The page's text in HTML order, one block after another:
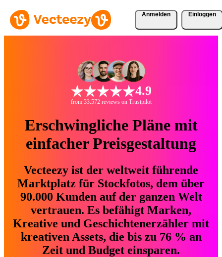
Anmelden Einloggen
4.9
from 33.572 reviews on Trustpilot
Erschwingliche Pläne mit
einfacher Preisgestaltung
Vecteezy ist der weltweit führende
Marktplatz für Stockfotos, dem über
90.000 Kunden auf der ganzen Welt
vertrauen. Es befähigt Marken,
Kreative und Geschichtenerzähler mit
kreativen Assets, die bis zu 76 % an
Zeit und Budget einsparen.